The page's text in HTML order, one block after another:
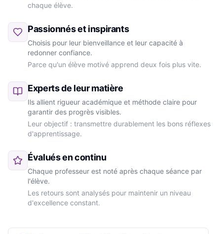
chaque élève.
Passionnés et inspirants
Choisis pour leur bienveillance et leur capacité à
redonner confiance.
Parce qu'un élève motivé apprend deux fois plus vite.
Experts de leur matière
Ils allient rigueur académique et méthode claire pour
garantir des progrès visibles.
Leur objectif : transmettre durablement les bons réflexes
d'apprentissage.
Évalués en continu
Chaque professeur est noté après chaque séance par
l'élève.
Les retours sont analysés pour maintenir un niveau
d'excellence constant.